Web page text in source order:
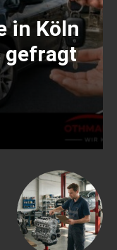
in Köln
gefragt